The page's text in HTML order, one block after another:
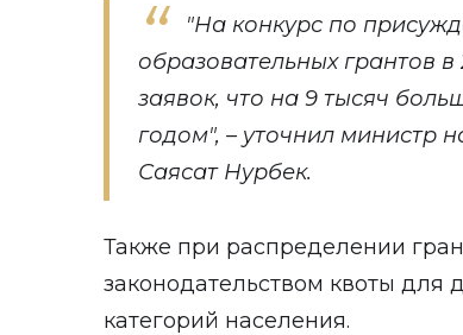
"На конкурс по
образовательных грантов в
заявок, что на 9 тысяч
годом", – уточнил министр
Саясат Нурбек.
Также при распределении
законодательством квоты для
категорий населения.